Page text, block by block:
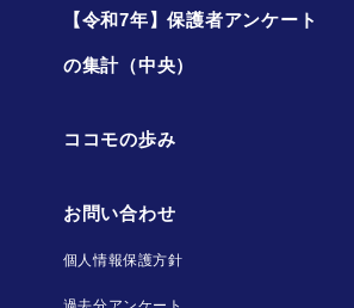
【令和7年】保護者アンケート
の集計（中央）
ココモの歩み
お問い合わせ
個人情報保護方針